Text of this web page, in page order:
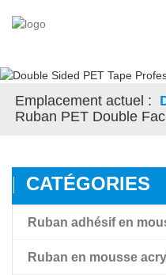
Emplacement actuel :
Ruban PET Double
CATÉGORIES
Ruban adhésif en
Ruban en mousse